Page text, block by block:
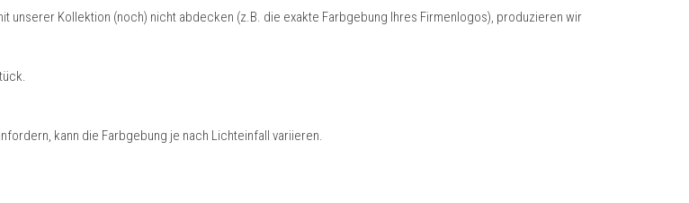
unserer Kollektion (noch) nicht abdecken (z.B. die exakte Farbgebung Ihres Firmenlogos), produzieren wir
kann die Farbgebung je nach Lichteinfall variieren.